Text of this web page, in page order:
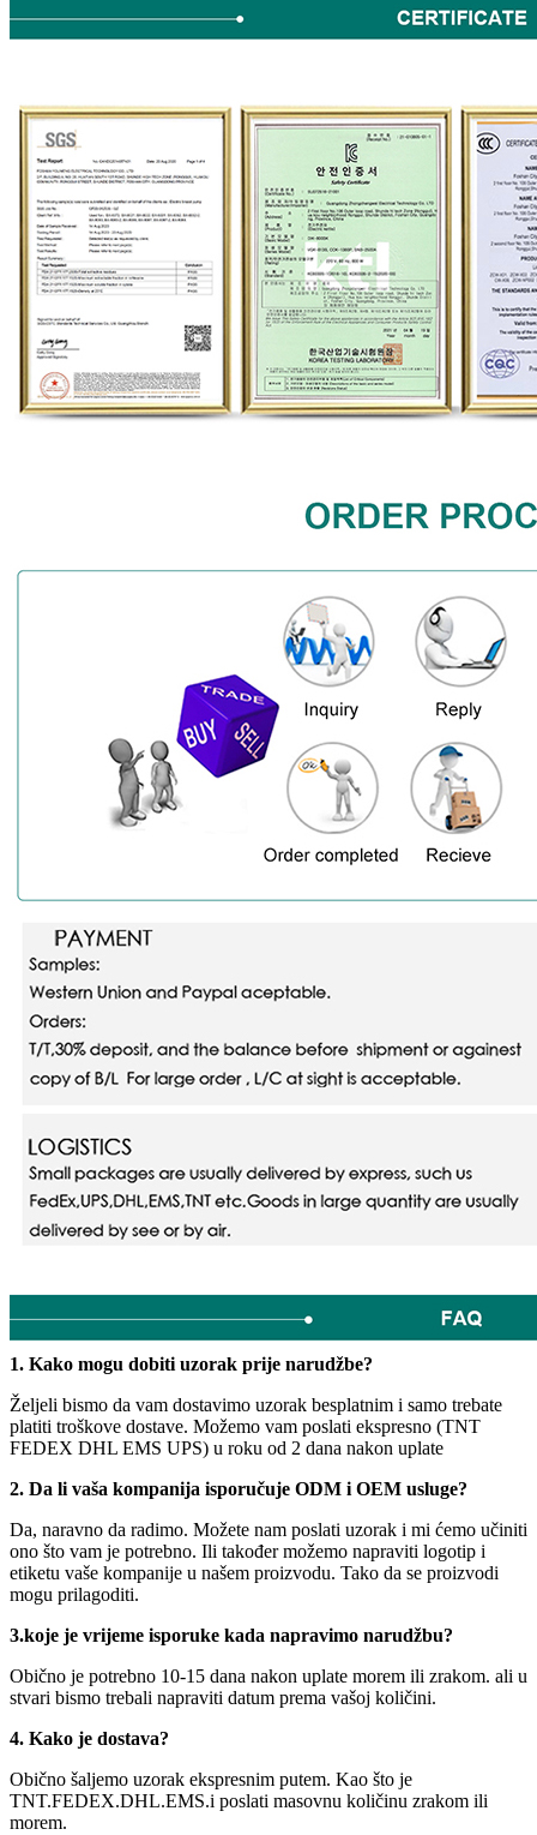
1. Kako mogu dobiti uzorak prije narudžbe?
Željeli bismo da vam dostavimo uzorak besplatnim i samo trebate
platiti troškove dostave. Možemo vam poslati ekspresno (TNT
FEDEX DHL EMS UPS) u roku od 2 dana nakon uplate
2. Da li vaša kompanija isporučuje ODM i OEM usluge?
Da, naravno da radimo. Možete nam poslati uzorak i mi ćemo učiniti
ono što vam je potrebno. Ili također možemo napraviti logotip i
etiketu vaše kompanije u našem proizvodu. Tako da se proizvodi
mogu prilagoditi.
3.koje je vrijeme isporuke kada napravimo narudžbu?
Obično je potrebno 10-15 dana nakon uplate morem ili zrakom. ali u
stvari bismo trebali napraviti datum prema vašoj količini.
4. Kako je dostava?
Obično šaljemo uzorak ekspresnim putem. Kao što je
TNT.FEDEX.DHL.EMS.i poslati masovnu količinu zrakom ili
morem.